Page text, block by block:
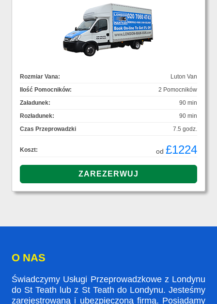
Rozmiar Vana:
Luton Van
Ilość Pomocników:
2 Pomocników
Załadunek:
90 min
Rozładunek:
90 min
Czas Przeprowadzki
7.5 godz.
Koszt: od £1224
O NAS
Świadczymy Usługi Przeprowadzkowe z Londynu
do St Teath lub z St Teath do Londynu. Jesteśmy
zarejestrowaną i ubezpieczoną firmą. Posiadamy